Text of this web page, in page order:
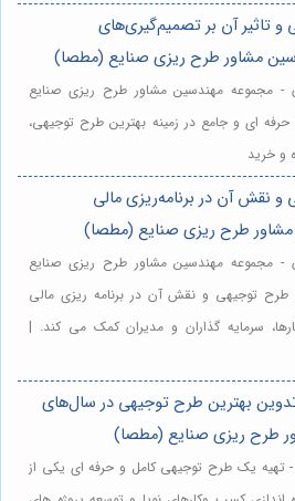
تاثیر آن بر تصمیم‌گیری‌های
مشاور طرح ریزی صنایع (مطصا)
- مجموعه مهندسین مشاور طرح ریزی صنایع
ای و جامع در زمینه بهترین طرح توجیهی،
و خرید
نقش آن در برنامه‌ریزی مالی
طرح ریزی صنایع (مطصا)
- مجموعه مهندسین مشاور طرح ریزی صنایع
طرح توجیهی و نقش آن در برنامه ریزی مالی
سرمایه گذاران و مدیران کمک می کند. |
تدوین بهترین طرح توجیهی در سال‌های
طرح ریزی صنایع (مطصا)
تهیه یک طرح توجیهی کامل و حرفه ای یکی از